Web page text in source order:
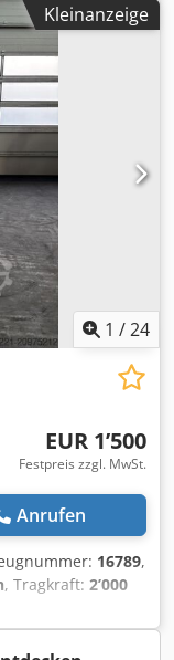
551
Ah (2015)
Kleinanzeige
1 /24
EUR 1’500
Festpreis zzgl. MwSt.
Anrufen
16789,
, Tragkraft: 2’000
, Bauhöhe: